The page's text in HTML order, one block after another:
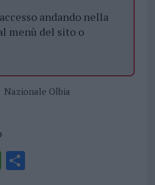
andando nella
menù del sito o
Nazionale Olbia
WS